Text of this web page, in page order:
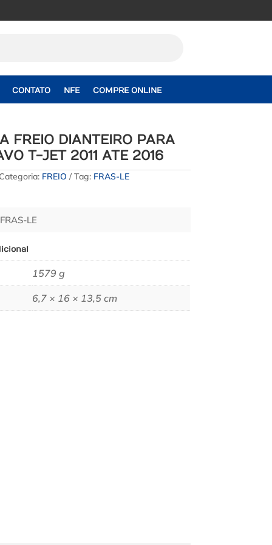
CONTATO NFE COMPRE ONLINE
FREIO DIANTEIRO PARA
T-JET 2011 ATE 2016
FREIO Tag: FRAS-LE
LE
1579 g
6,7 × 16 × 13,5 cm